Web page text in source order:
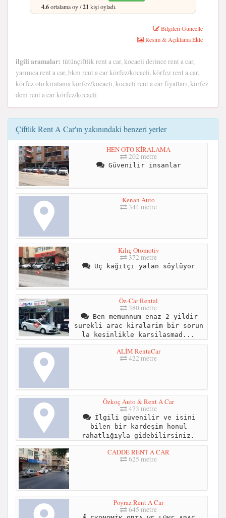
4.6ortalama oy /21 kişi oyladı.
Bilgileri Güncelle
Resim & Açıklama Ekle
ilgili aramalar: tütünçiftlik rent a car, kocaeli derince rent a car,
yarımca rent a car, bkm rent a car körfez/kocaeli, körfez rent a car,
körfez oto kiralama körfez/kocaeli, kocaeli rent a car fiyatları, körfez
dem rent a car körfez/kocaeli
Çiftlik Rent A Car'ın yakınındaki benzeri yerler
HEN OTO KİRALAMA
202 metre
Güvenilir insanlar
Kenan Auto
344 metre
Kılıç Otomotiv
372 metre
Üç kağıtçı yalan söylüyor
Öz-Car Rental
380 metre
Ben memunnum enaz 2 yildir
surekli arac kiralarim bir sorun
la kesinlikle karsilasmad...
ALİM RentaCar
422 metre
Özkoç Auto & Rent A Car
473 metre
İlgili güvenilir ve isini
bilen bir kardeşim honul
rahatlığıyla gidebilirsiniz.
CADDE RENT A CAR
625 metre
Poyraz Rent A Car
645 metre